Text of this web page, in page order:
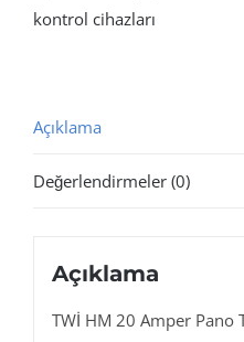
Akü
adet
kontrol cihazları
Açıklama
Değerlendirmeler (0)
Açıklama
TWİ HM 20 Amper Pano